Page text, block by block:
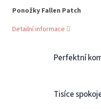
Ponožky Fallen Patch
Detailní informace
Perfektní
Tisíce